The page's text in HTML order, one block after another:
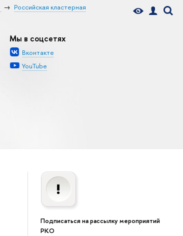
Российская кластерная
Мы в соцсетях
Вконтакте
YouTube
Подписаться на рассылку мероприятий
РКО